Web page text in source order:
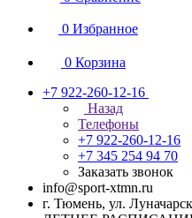
0 Избранное
0 Корзина
+7 922-260-12-16
Назад
Телефоны
+7 922-260-12-16
+7 345 254 94 70
Заказать звонок
info@sport-xtmn.ru
г. Тюмень, ул.